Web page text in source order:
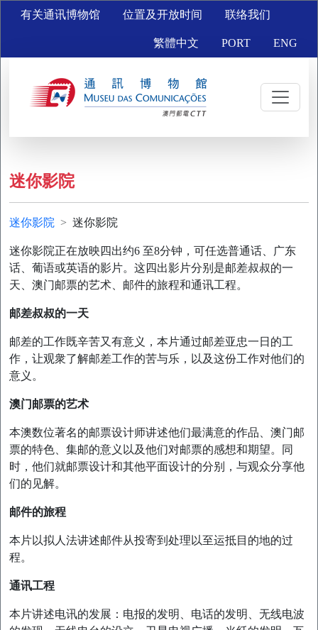
有关通讯博物馆 位置及开放时间 联络我们
繁體中文 PORT ENG
迷你影院
迷你影院 迷你影院
迷你影院正在放映四出约6 至8分钟，可任选普通话、广东
话、葡语或英语的影片。这四出影片分别是邮差叔叔的一
天、澳门邮票的艺术、邮件的旅程和通讯工程。
邮差叔叔的一天
邮差的工作既辛苦又有意义，本片通过邮差亚忠一日的工
作，让观衆了解邮差工作的苦与乐，以及这份工作对他们的
意义。
澳门邮票的艺术
本澳数位著名的邮票设计师讲述他们最满意的作品、澳门邮
票的特色、集邮的意义以及他们对邮票的感想和期望。同
时，他们就邮票设计和其他平面设计的分别，与观众分享他
们的见解。
邮件的旅程
本片以拟人法讲述邮件从投寄到处理以至运抵目的地的过
程。
通讯工程
本片讲述电讯的发展：电报的发明、电话的发明、无线电波